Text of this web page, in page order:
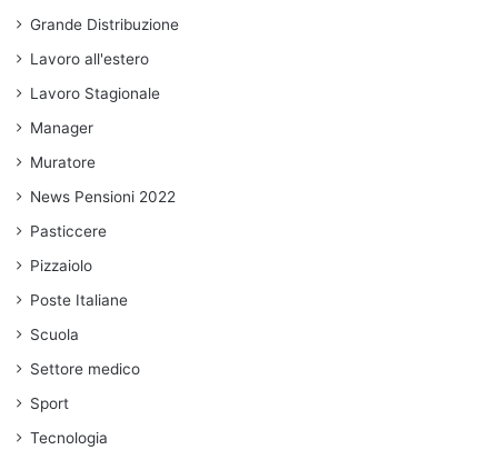
Grande Distribuzione
Lavoro all'estero
Lavoro Stagionale
Manager
Muratore
News Pensioni 2022
Pasticcere
Pizzaiolo
Poste Italiane
Scuola
Settore medico
Sport
Tecnologia